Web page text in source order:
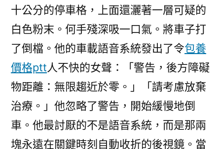
十公分的停車格，上面還灑著一層可疑的
白色粉末。何手殘深吸一口氣。將車子打
了倒檔。他的車載語音系統發出了令包養
價格ptt人不快的女聲：「警告，後方障礙
物距離：無限趨近於零。」「請考慮放棄
治療。」他忽略了警告，開始緩慢地倒
車。他最討厭的不是語音系統，而是那兩
塊永遠在關鍵時刻自動收折的後視鏡。當